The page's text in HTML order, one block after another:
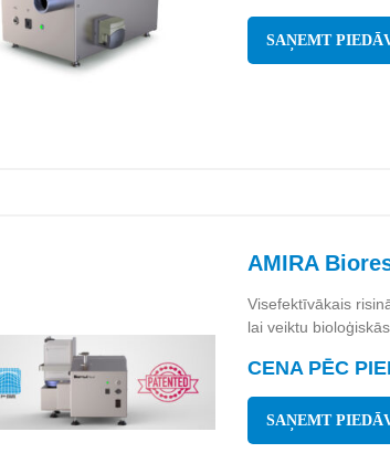
SAŅEMT
AMIRA
Visefektīvākais
lai veiktu
CENA PĒC
SAŅEMT